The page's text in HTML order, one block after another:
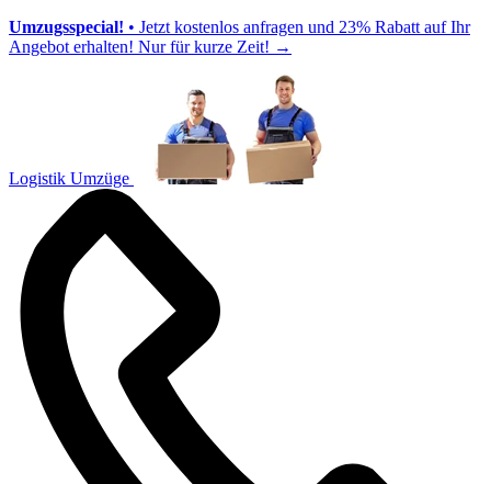
Umzugsspecial! • Jetzt kostenlos anfragen und 23% Rabatt auf Ihr
Angebot erhalten! Nur für kurze Zeit! →
Logistik Umzüge